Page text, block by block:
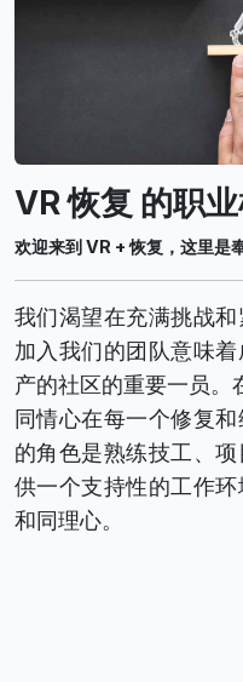
VR 恢复 的职
欢迎来到 VR + 恢复，这里是
我们渴望在充满挑战和
加入我们的团队意味
产的社区的重要一员。
同情心在每一个修复
的角色是熟练技工、
供一个支持性的工作
和同理心。